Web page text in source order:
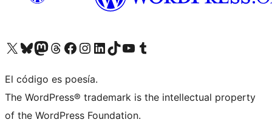
Visita nuestra cuenta de X (anteriormente Twitter)
Visit our Bluesky account
Visit our Mastodon account
Visit our Threads account
Visita nuestra página de Facebook
Visita nuestra cuenta de Instagram
Visita nuestra cuenta de LinkedIn
Visit our TikTok account
Visita nuestro canal de YouTube
Visit our Tumblr account
El código es poesía.
The WordPress® trademark is the intellectual property
of the WordPress Foundation.